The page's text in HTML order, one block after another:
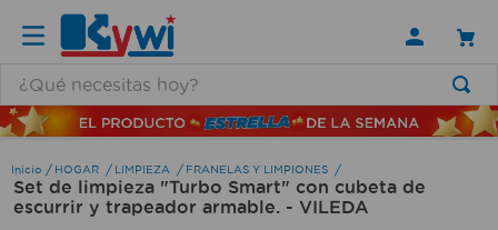
HOGAR LIMPIEZA FRANELAS Y LIMPIONES
Set de limpieza "Turbo Smart" con cubeta de
escurrir y trapeador armable. - VILEDA
TÉRMINOS MÁS BUSCADOS
1 .
lamparas
2.
ducha